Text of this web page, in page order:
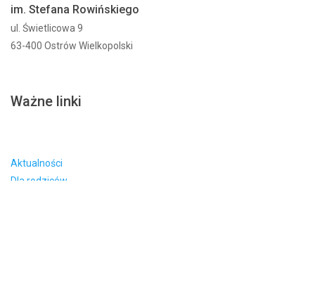
im. Stefana Rowińskiego
ul. Świetlicowa 9
63-400 Ostrów Wielkopolski
Ważne linki
Aktualności
Dla rodziców